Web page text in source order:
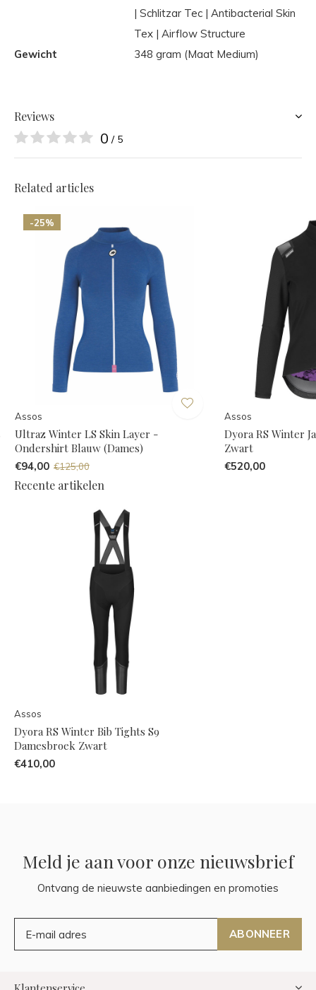
| Schlitzar Tec | Antibacterial Skin
Tex | Airflow Structure
Gewicht
348 gram (Maat Medium)
Reviews
0 / 5
Related articles
-25%
Assos
Ultraz Winter LS Skin Layer -
Ondershirt Blauw (Dames)
€94,00 €125,00
Assos
Dyora RS Winter
Zwart
€520,00
Recente artikelen
Assos
Dyora RS Winter Bib Tights S9
Damesbroek Zwart
€410,00
Meld je aan voor onze nieuwsbrief
Ontvang de nieuwste aanbiedingen en promoties
ABONNEER